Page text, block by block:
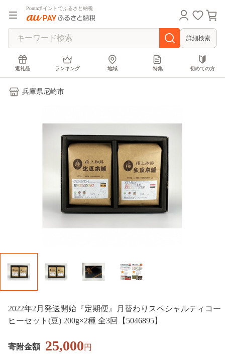
Pontaポイントでふるさと納税
詳細検索
返礼品 ランキング 地域 特集 初めての方
兵庫県尼崎市
2022年2月発送開始『定期便』月替わりスペシャルティコー
ヒーセット(豆) 200g×2種 全3回【5046895】
寄附金額 25,000円